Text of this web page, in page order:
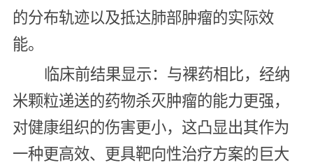
的分布轨迹以及抵达肺部肿瘤的实际效
能。
临床前结果显示：与裸药相比，经纳
米颗粒递送的药物杀灭肿瘤的能力更强，
对健康组织的伤害更小，这凸显出其作为
一种更高效、更具靶向性治疗方案的巨大